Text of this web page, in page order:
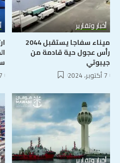
أخبار وتقارير
ميناء سفاجا يستقبل 2044
رأس عجول حية قادمة من
جيبوتي
7 أكتوبر، 2024 7
أخبار وتقارير